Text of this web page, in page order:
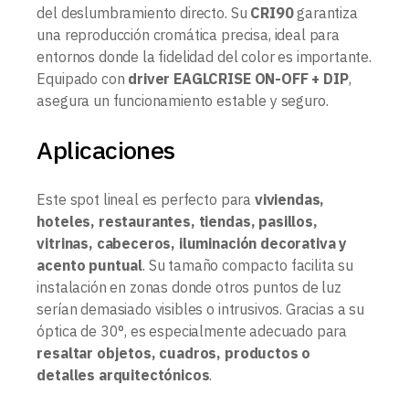
del deslumbramiento directo. Su CRI90garantiza
una reproducción cromática precisa, ideal para
entornos donde la fidelidad del color es importante.
Equipado con driver EAGLCRISE ON-OFF + DIP,
asegura un funcionamiento estable y seguro.
Aplicaciones
Este spot lineal es perfecto para viviendas,
hoteles, restaurantes, tiendas, pasillos,
vitrinas, cabeceros, iluminación decorativa y
acento puntual. Su tamaño compacto facilita su
instalación en zonas donde otros puntos de luz
serían demasiado visibles o intrusivos. Gracias a su
óptica de 30°, es especialmente adecuado para
resaltar objetos, cuadros, productos o
detalles arquitectónicos.